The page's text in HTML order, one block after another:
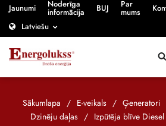
Jaunumi Noderīga
informācija BUJ Par
mums
Latviešu
Sākumlapa / E-veikals / Ģeneratori
Dzinēju daļas / Izpūtēja blīve